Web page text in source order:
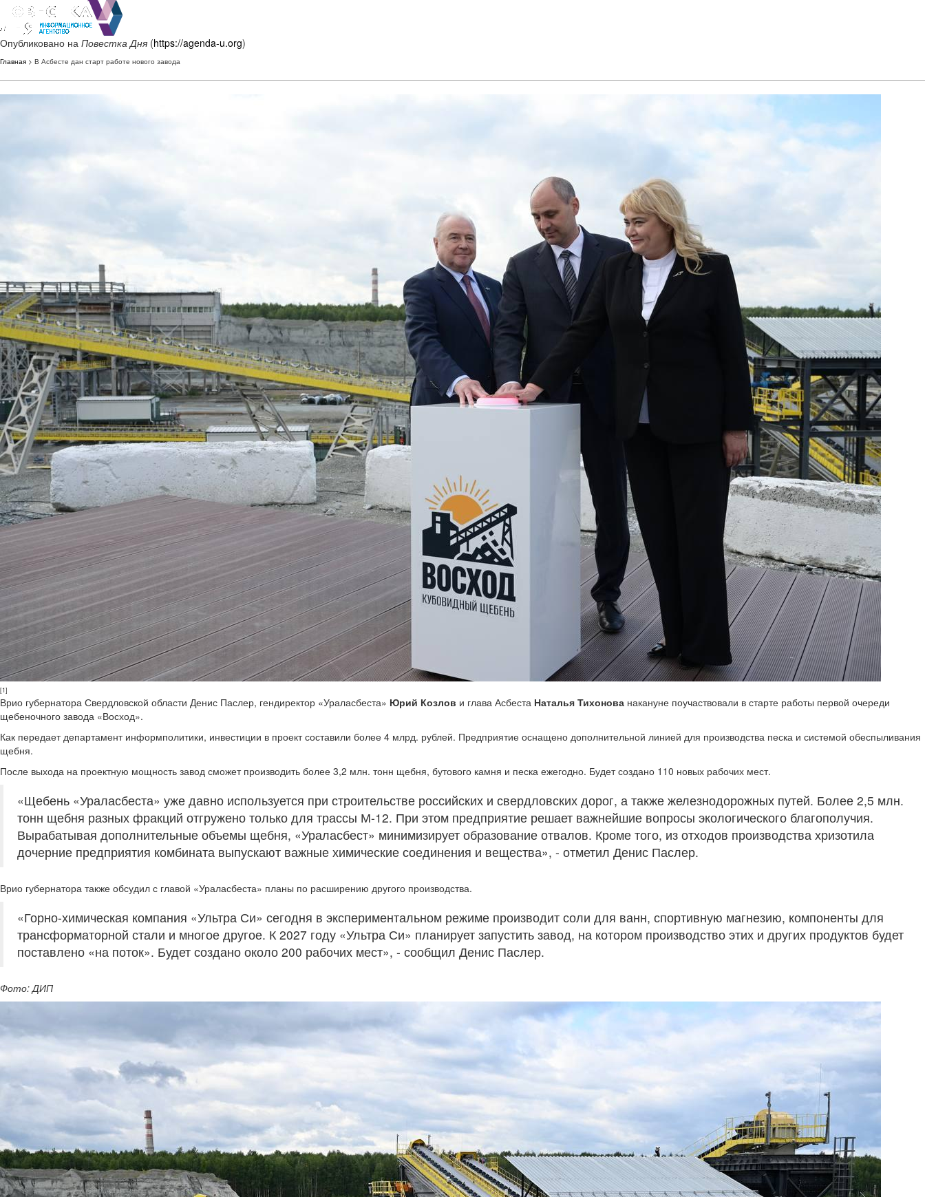
Опубликовано на Повестка Дня (https://agenda-u.org)
Главная > В Асбесте дан старт работе нового завода
[1]
Врио губернатора Свердловской области Денис Паслер, гендиректор «Ураласбеста» Юрий Козлов и глава Асбеста Наталья Тихонова накануне поучаствовали в старте работы первой очереди
щебеночного завода «Восход».
Как передает департамент информполитики, инвестиции в проект составили более 4 млрд. рублей. Предприятие оснащено дополнительной линией для производства песка и системой обеспыливания
щебня.
После выхода на проектную мощность завод сможет производить более 3,2 млн. тонн щебня, бутового камня и песка ежегодно. Будет создано 110 новых рабочих мест.
«Щебень «Ураласбеста» уже давно используется при строительстве российских и свердловских дорог, а также железнодорожных путей. Более 2,5 млн.
тонн щебня разных фракций отгружено только для трассы М-12. При этом предприятие решает важнейшие вопросы экологического благополучия.
Вырабатывая дополнительные объемы щебня, «Ураласбест» минимизирует образование отвалов. Кроме того, из отходов производства хризотила
дочерние предприятия комбината выпускают важные химические соединения и вещества», - отметил Денис Паслер.
Врио губернатора также обсудил с главой «Ураласбеста» планы по расширению другого производства.
«Горно-химическая компания «Ультра Си» сегодня в экспериментальном режиме производит соли для ванн, спортивную магнезию, компоненты для
трансформаторной стали и многое другое. К 2027 году «Ультра Си» планирует запустить завод, на котором производство этих и других продуктов будет
поставлено «на поток». Будет создано около 200 рабочих мест», - сообщил Денис Паслер.
Фото: ДИП